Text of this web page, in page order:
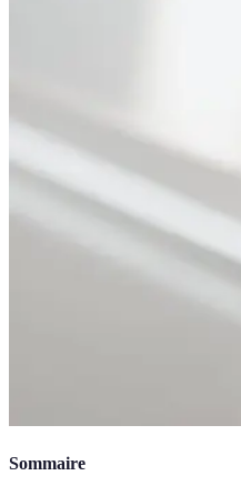
Sommaire